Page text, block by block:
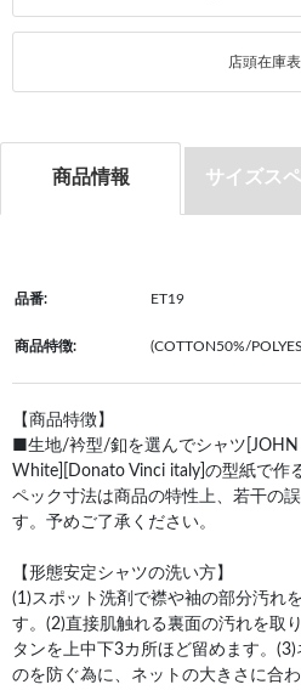
店頭在庫
商品情報 サイズス
品番: ET19
商品特徴: (COTTON50%/
【商品特徴】
■生地/衿型/釦を選んでシャツ[JOHN
White][Donato Vinci italy]の型紙で作
ペック寸法は商品の特性上、若干の
す。予めご了承ください。
【形態安定シャツの洗い方】
(1)スポット洗剤で襟や袖の部分汚れ
す。(2)直接肌触れる裏面の汚れを取
タンを上中下3カ所ほど留めます。
のを防ぐ為に、ネットの大きさに合